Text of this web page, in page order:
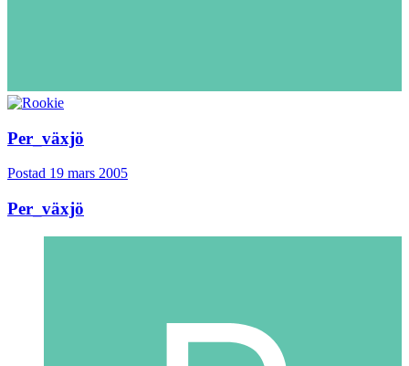
Per_växjö
Postad 19 mars 2005
Per_växjö